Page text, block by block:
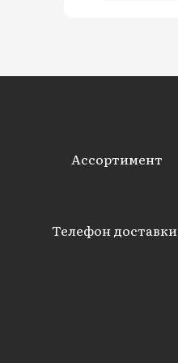
Ассортимент
Телефон доставки